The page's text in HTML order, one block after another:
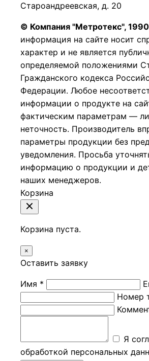
Староандреевская, д. 20
© Компания "Метротекс",
информация на сайте носит
характер и не является
определяемой положениями
Гражданского кодекса
Федерации. Любое
информации о продукте на
фактическим параметрам —
неточность. Производитель
параметры продукции без
уведомления. Просьба
информацию о продукции и
наших менеджеров.
Корзина
Корзина пуста.
×
Оставить заявку
Имя *
Номер
Я
обработкой персональных